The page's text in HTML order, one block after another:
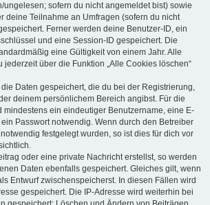
ungelesen; sofern du nicht angemeldet bist) sowie
deine Teilnahme an Umfragen (sofern du nicht
Ferner werden deine Benutzer-ID, ein
und eine Session-ID gespeichert. Die
eine Gültigkeit von einem Jahr. Alle
jederzeit über die Funktion „Alle Cookies löschen“
Daten gespeichert, die du bei der Registrierung,
deinem persönlichem Bereich angibst. Für die
mindestens ein eindeutiger Benutzername, eine E-
Passwort notwendig. Wenn durch den Betreiber
festgelegt wurden, so ist dies für dich vor
oder eine private Nachricht erstellst, so werden
Daten ebenfalls gespeichert. Gleiches gilt, wenn
Entwurf zwischenspeicherst. In diesen Fällen wird
gespeichert. Die IP-Adresse wird weiterhin bei